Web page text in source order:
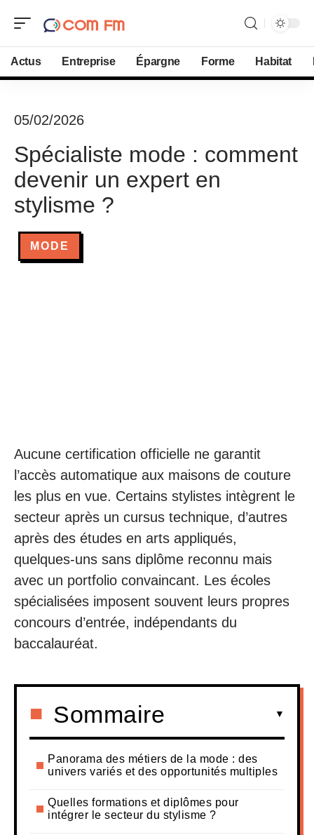
Actus Entreprise Épargne Forme Habitat
05/02/2026
Spécialiste mode : comment
devenir un expert en
stylisme ?
MODE
Aucune certification officielle ne garantit
l’accès automatique aux maisons de couture
les plus en vue. Certains stylistes intègrent le
secteur après un cursus technique, d’autres
après des études en arts appliqués,
quelques-uns sans diplôme reconnu mais
avec un portfolio convaincant. Les écoles
spécialisées imposent souvent leurs propres
concours d’entrée, indépendants du
baccalauréat.
Sommaire
Panorama des métiers de la mode : des
univers variés et des opportunités multiples
Quelles formations et diplômes pour
intégrer le secteur du stylisme ?